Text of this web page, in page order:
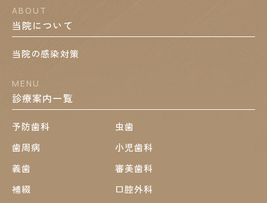
ABOUT
当院について
当院の感染対策
MENU
診療案内一覧
予防歯科
虫歯
歯周病
小児歯科
義歯
審美歯科
補綴
口腔外科